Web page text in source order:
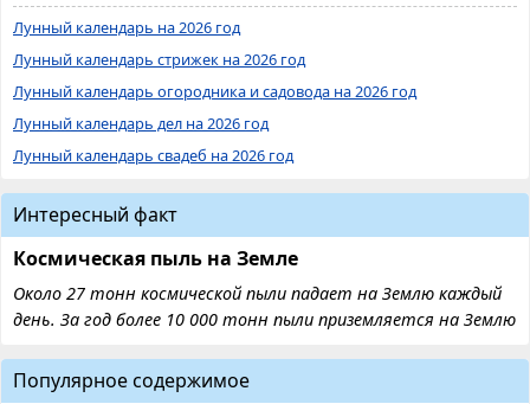
Лунный календарь на 2026 год
Лунный календарь стрижек на 2026 год
Лунный календарь огородника и садовода на 2026 год
Лунный календарь дел на 2026 год
Лунный календарь свадеб на 2026 год
Интересный факт
Космическая пыль на Земле
Около 27 тонн космической пыли падает на Землю каждый
день. За год более 10 000 тонн пыли приземляется на Землю
Популярное содержимое